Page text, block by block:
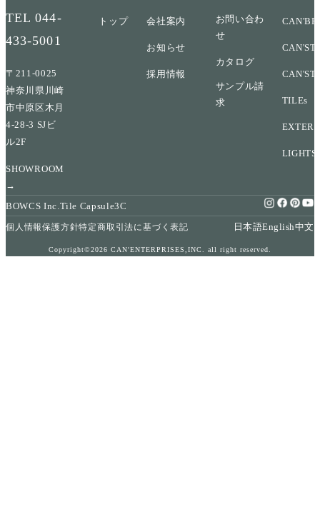
TEL044-
433-5001
〒211-0025
神奈川県川崎
市中原区木月
4-28-3 SJビ
ル2F
SHOWROOM
→
トップ 会社案内
お知らせ
採用情報
お問い合わ
せ
カタログ
サンプル請
求
TILEs
LIGHTS
BOWCS Inc. Tile Capsule3C
個人情報保護方針特定商取引法に基づく表記 日本語English中文
Copyright©2026 CAN'ENTERPRISES,INC. all right reserved.